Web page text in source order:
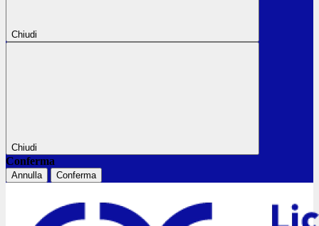
Chiudi
Chiudi
Conferma
Annulla Conferma